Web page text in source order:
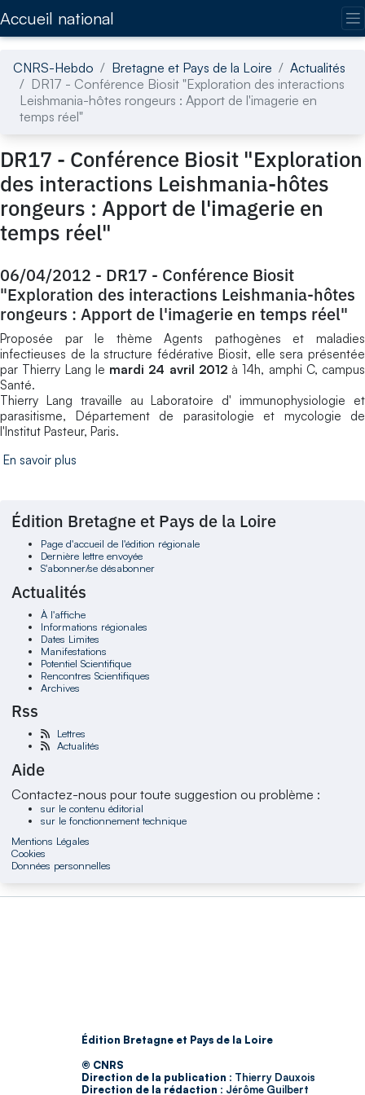
Accueil national
CNRS-Hebdo Bretagne et Pays de la Loire
Actualités
DR17 - Conférence Biosit "Exploration des interactions
Leishmania-hôtes rongeurs : Apport de l'imagerie en
temps réel"
DR17 - Conférence Biosit "Exploration
des interactions Leishmania-hôtes
rongeurs : Apport de l'imagerie en
temps réel"
06/04/2012 - DR17 - Conférence Biosit
"Exploration des interactions Leishmania-hôtes
rongeurs : Apport de l'imagerie en temps réel"
Proposée par le thème Agents pathogènes et maladies
infectieuses de la structure fédérative Biosit, elle sera présentée
par Thierry Lang le mardi 24 avril 2012à 14h, amphi C, campus
Santé.
Thierry Lang travaille au Laboratoire d' immunophysiologie et
parasitisme, Département de parasitologie et mycologie de
l'Institut Pasteur, Paris.
En savoir plus
Édition Bretagne et Pays de la Loire
Page d'accueil de l'édition régionale
Dernière lettre envoyée
S'abonner/se désabonner
Actualités
À l'affiche
Informations régionales
Dates Limites
Manifestations
Potentiel Scientifique
Rencontres Scientifiques
Archives
Rss
Lettres
Actualités
Aide
Contactez-nous pour toute suggestion ou problème :
sur le contenu éditorial
sur le fonctionnement technique
Mentions Légales
Cookies
Données personnelles
Édition Bretagne et Pays de la Loire
© CNRS
Direction de la publication : Thierry Dauxois
Direction de la rédaction : Jérôme Guilbert